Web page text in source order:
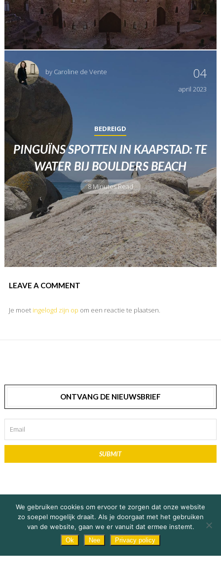
Roan Andree on 9 maart 2021
Share Story
Subscribe
by Caroline de Vente 04
april 2023
BEDREIGD
PINGUÏNS SPOTTEN IN KAAPSTAD: TE
WATER BIJ BOULDERS BEACH
8 Minutes Read
LEAVE A COMMENT
Je moet ingelogd zijn op om een reactie te plaatsen.
ONTVANG DE NIEUWSBRIEF
SUBMIT
© Copyright 2019 Explore Africa / De Vente Media |Privacy Statement&
Disclaimer
We gebruiken cookies om ervoor te zorgen dat onze website
zo soepel mogelijk draait. Als je doorgaat met het gebruiken
van de website, gaan we er vanuit dat ermee instemt.
Ok Nee Privacy policy